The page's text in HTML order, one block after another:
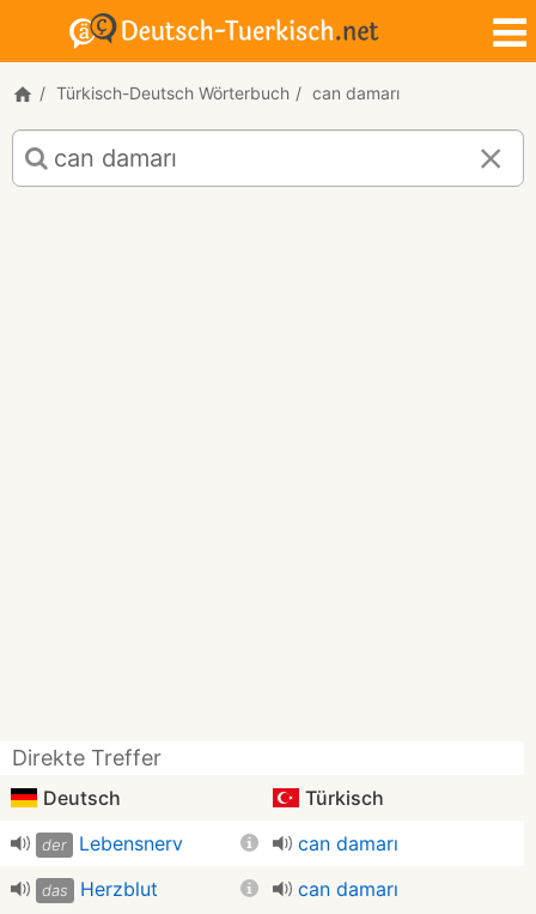
Türkisch-Deutsch Wörterbuch can damarı
Türkisch-
Deutsch
Übersetzung
Direkte Treffer
Deutsch Türkisch
der Lebensnerv can damarı
das Herzblut can damarı